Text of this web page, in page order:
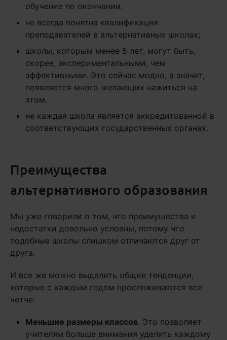
обучение по окончании.
не всегда понятна квалификация
преподавателей в альтернативных школах;
школы, которым менее 5 лет, могут быть,
скорее, экспериментальными, чем
эффективными. Это сейчас модно, а значит,
появляется много желающих нажиться на
этом.
не каждая школа является аккредитованной в
соответствующих государственных органах.
Преимущества
альтернативного образования
Мы уже говорили о том, что преимущества и
недостатки довольно условны, потому что
подобные школы слишком отличаются друг от
друга.
И все же можно выделить общие тенденции,
которые с каждым годом прослеживаются все
четче:
Меньшие размеры классов. Это позволяет
учителям больше внимания уделить каждому